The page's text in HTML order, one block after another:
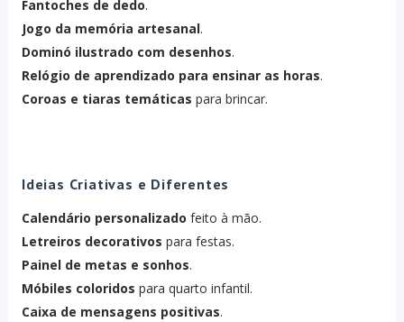
Fantoches de dedo.
Jogo da memória artesanal.
Dominó ilustrado com desenhos.
Relógio de aprendizado para ensinar as horas.
Coroas e tiaras temáticas para brincar.
Ideias Criativas e Diferentes
Calendário personalizado feito à mão.
Letreiros decorativos para festas.
Painel de metas e sonhos.
Móbiles coloridos para quarto infantil.
Caixa de mensagens positivas.